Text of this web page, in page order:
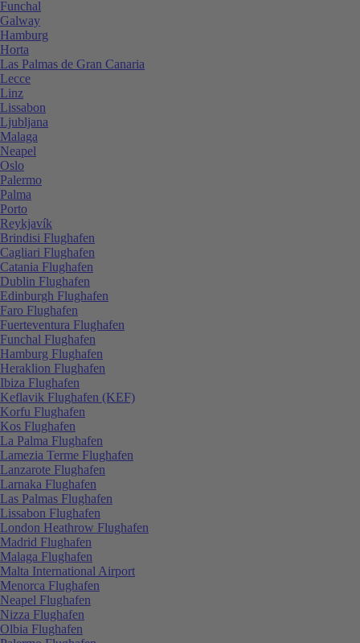
Funchal
Galway
Hamburg
Horta
Las Palmas de Gran Canaria
Lecce
Linz
Lissabon
Ljubljana
Malaga
Neapel
Oslo
Palermo
Palma
Porto
Reykjavík
Brindisi Flughafen
Cagliari Flughafen
Catania Flughafen
Dublin Flughafen
Edinburgh Flughafen
Faro Flughafen
Fuerteventura Flughafen
Funchal Flughafen
Hamburg Flughafen
Heraklion Flughafen
Ibiza Flughafen
Keflavik Flughafen (KEF)
Korfu Flughafen
Kos Flughafen
La Palma Flughafen
Lamezia Terme Flughafen
Lanzarote Flughafen
Larnaka Flughafen
Las Palmas Flughafen
Lissabon Flughafen
London Heathrow Flughafen
Madrid Flughafen
Malaga Flughafen
Malta International Airport
Menorca Flughafen
Neapel Flughafen
Nizza Flughafen
Olbia Flughafen